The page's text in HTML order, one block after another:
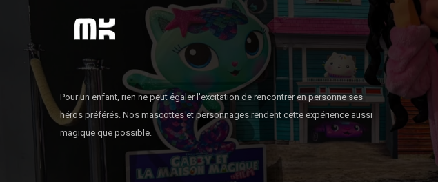
Pour un enfant, rien ne peut égaler l'excitation de rencontrer en personne ses
héros préférés. Nos mascottes et personnages rendent cette expérience aussi
magique que possible.